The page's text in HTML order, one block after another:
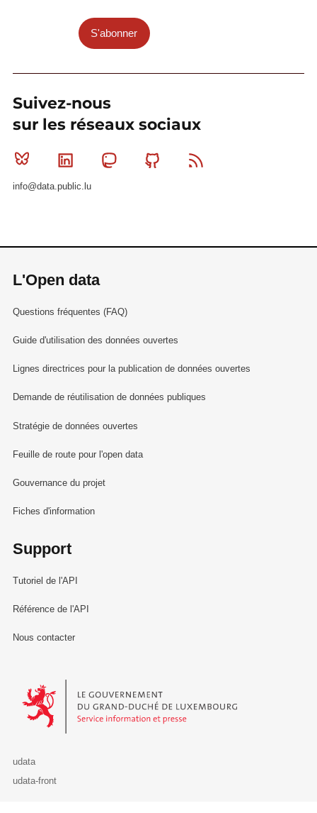
S'abonner
Suivez-nous
sur les réseaux sociaux
Bluesky Linkedin MastodonGithub
info@data.public.lu
L'Open data
Questions fréquentes (FAQ)
Guide d'utilisation des données ouvertes
Lignes directrices pour la publication de données ouvertes
Demande de réutilisation de données publiques
Stratégie de données ouvertes
Feuille de route pour l'open data
Gouvernance du projet
Fiches d'information
Support
Tutoriel de l'API
Référence de l'API
Nous contacter
Le Gouvernement du Grand-Duché de Luxembourg - Service
udata
udata-front